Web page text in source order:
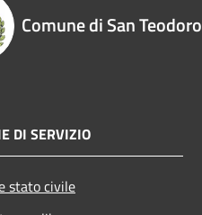
Comune di San Teodoro
DI SERVIZIO
stato civile